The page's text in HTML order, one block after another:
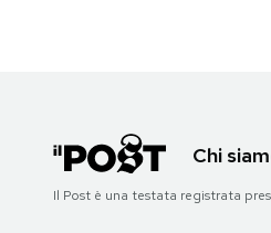
AREA PERSONALE
Area Personale
Chi
Il Post è una testata registrata